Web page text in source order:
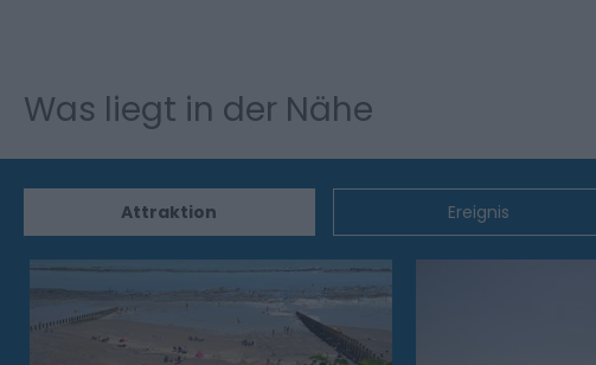
Was liegt in der Nähe
Attraktion Ereignis